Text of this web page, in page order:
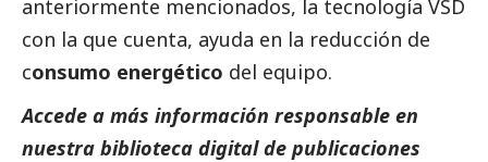
anteriormente mencionados, la tecnología VSD
con la que cuenta, ayuda en la reducción de
consumo energético del equipo.
Accede a más información responsable en
nuestra biblioteca digital de publicaciones